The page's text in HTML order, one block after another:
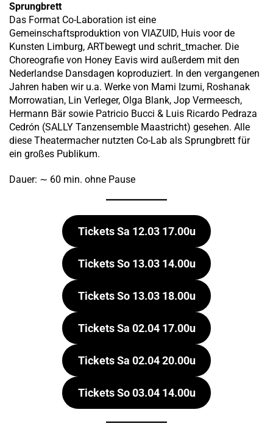
Sprungbrett
Das Format Co-Laboration ist eine
Gemeinschaftsproduktion von VIAZUID, Huis voor de
Kunsten Limburg, ARTbewegt und schrit_tmacher. Die
Choreografie von Honey Eavis wird außerdem mit den
Nederlandse Dansdagen koproduziert. In den vergangenen
Jahren haben wir u.a. Werke von Mami Izumi, Roshanak
Morrowatian, Lin Verleger, Olga Blank, Jop Vermeesch,
Hermann Bär sowie Patricio Bucci & Luis Ricardo Pedraza
Cedrón (SALLY Tanzensemble Maastricht) gesehen. Alle
diese Theatermacher nutzten Co-Lab als Sprungbrett für
ein großes Publikum.
Dauer: ∼ 60 min. ohne Pause
Tickets Sa 12.03 17.00u
Tickets So 13.03 14.00u
Tickets So 13.03 18.00u
Tickets Sa 02.04 17.00u
Tickets Sa 02.04 20.00u
Tickets So 03.04 14.00u